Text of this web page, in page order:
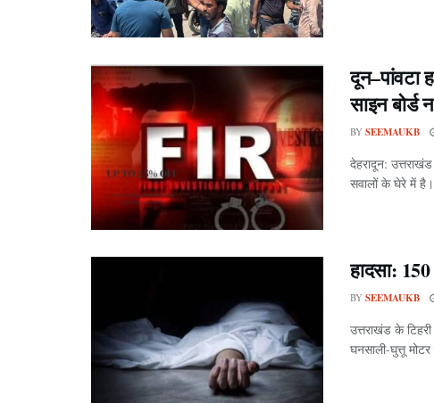
दून–पांवटा
साइन
BY SEEMAUKB
देहरादून: उत्तराखंड
सवालों के घेरे में
हादसा:
BY SEEMAUKB
उत्तराखंड के
घनसाली-घुत्तू मोटर